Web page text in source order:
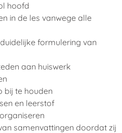
hoofd
in de les vanwege alle
formulering van
aan huiswerk
bij te houden
en leerstof
samenvattingen doordat zij